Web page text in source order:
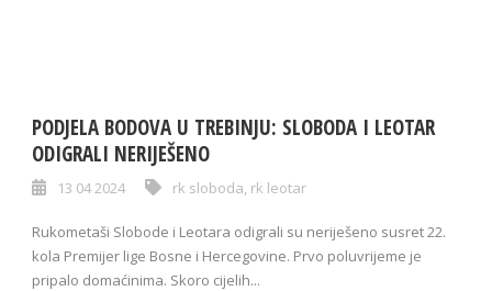
PODJELA BODOVA U TREBINJU: SLOBODA I LEOTAR
ODIGRALI NERIJEŠENO
13 04 2024 rk sloboda, rk leotar
Rukometaši Slobode i Leotara odigrali su neriješeno susret 22.
kola Premijer lige Bosne i Hercegovine. Prvo poluvrijeme je
pripalo domaćinima. Skoro cijelih...